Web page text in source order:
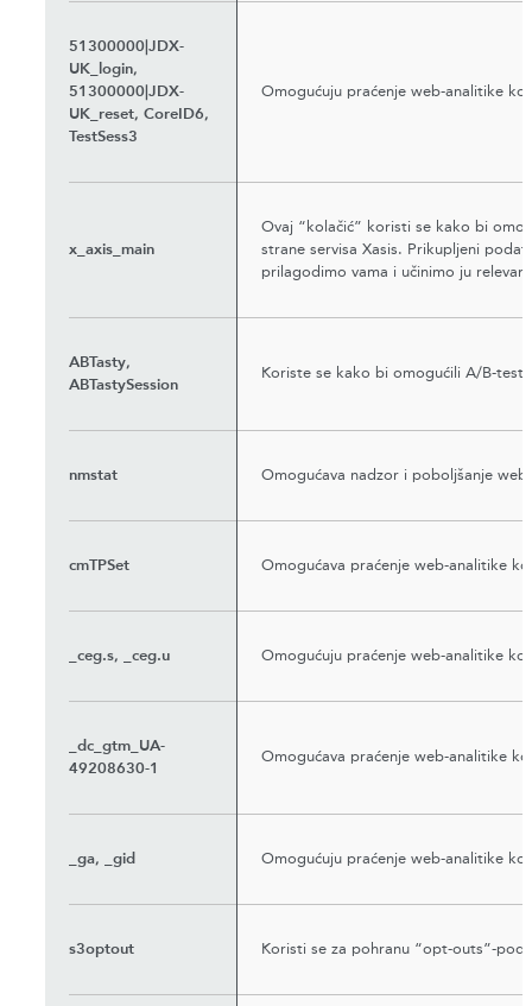
51300000|JDX-
UK_login,
51300000|JDX-
UK_reset, CoreID6,
TestSess3
Omogućuju praćenje web-analitike
x_axis_main
Ovaj “kolačić” koristi se kako bi
strane servisa Xasis. Prikupljeni
prilagodimo vama i učinimo ju
ABTasty,
ABTastySession
Koriste se kako bi omogućili A/B-
nmstat Omogućava nadzor i poboljšanje
cmTPSet Omogućava praćenje web-analitike
_ceg.s, _ceg.u Omogućuju praćenje web-analitike
_dc_gtm_UA-
49208630-1
Omogućava praćenje web-analitike
_ga, _gid Omogućuju praćenje web-analitike
s3optout Koristi se za pohranu “opt-outs”-